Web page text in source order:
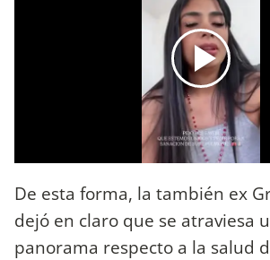
De esta forma, la también ex
dejó en claro que se atraviesa
panorama respecto a la salud